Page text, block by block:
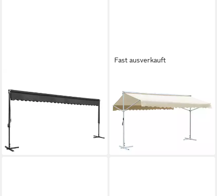
Sonnensegel, Freistehende
Markise 600x300 cm
640,19 €
Fast ausverkauft
Freistehende Markise
600x300 cm CremePavillon
Gartenze
lieferbar - in 4-5 Werktagen bei dir